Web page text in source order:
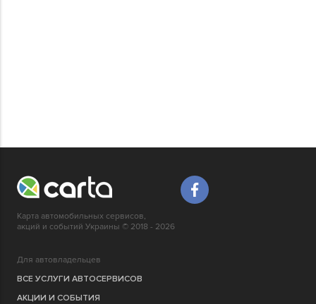
Карта автомобильных сервисов,
акций и событий Украины © 2018 - 2026
Для автовладельцев
ВСЕ УСЛУГИ АВТОСЕРВИСОВ
АКЦИИ И СОБЫТИЯ